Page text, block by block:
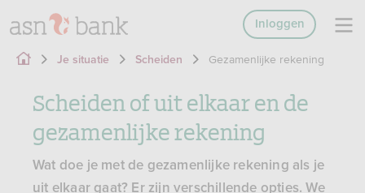
Inloggen
Je situatie Scheiden Gezamenlijke rekening
Scheiden of uit elkaar en de
gezamenlijke rekening
Wat doe je met de gezamenlijke rekening als je
uit elkaar gaat? Er zijn verschillende opties. We